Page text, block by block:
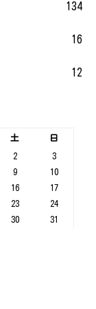
134
16
12
土
日
2
3
9
10
16
17
23
24
30 31